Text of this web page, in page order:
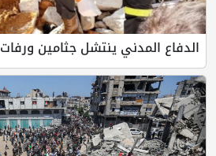
الدفاع المدني ينتشل جثامين ورفات 19 شهيد...